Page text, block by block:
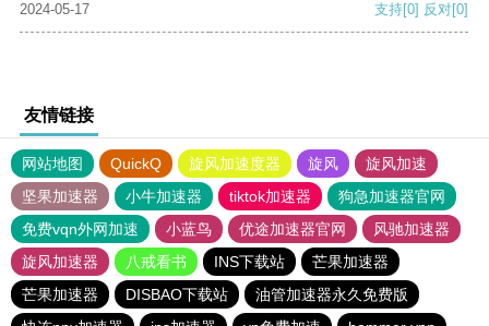
2024-05-17 支持[0] 反对[0]
友情链接
网站地图 QuickQ 旋风加速度器 旋风
旋风加速
坚果加速器
小牛加速器 tiktok加速器
狗急加速器官网
免费vqn外网加速
小蓝鸟 优途加速器官网
风驰加速器
旋风加速器
八戒看书 INS下载站
芒果加速器
芒果加速器
DISBAO下载站
油管加速器永久免费版